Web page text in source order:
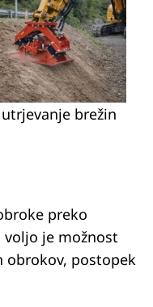
brežin
preko
voljo je možnost
obrokov, postopek